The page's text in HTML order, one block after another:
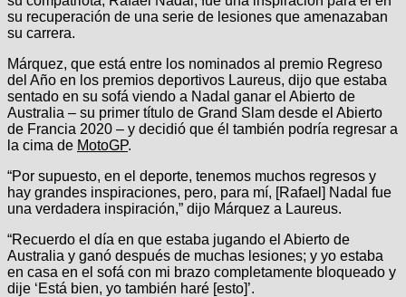
su recuperación de una serie de lesiones que amenazaban
su carrera.
Márquez, que está entre los nominados al premio Regreso
del Año en los premios deportivos Laureus, dijo que estaba
sentado en su sofá viendo a Nadal ganar el Abierto de
Australia – su primer título de Grand Slam desde el Abierto
de Francia 2020 – y decidió que él también podría regresar a
la cima de MotoGP.
“Por supuesto, en el deporte, tenemos muchos regresos y
hay grandes inspiraciones, pero, para mí, [Rafael] Nadal fue
una verdadera inspiración,” dijo Márquez a Laureus.
“Recuerdo el día en que estaba jugando el Abierto de
Australia y ganó después de muchas lesiones; y yo estaba
en casa en el sofá con mi brazo completamente bloqueado y
dije ‘Está bien, yo también haré [esto]’.